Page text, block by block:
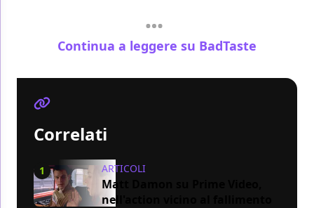
Continua a leggere su BadTaste
Correlati
1 ARTICOLI
Matt Damon su Prime Video,
nell'action vicino al fallimento